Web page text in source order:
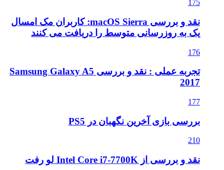
نقد و بررسی macOS Sierra: کاربران مک امسال
یک به روزرسانی متوسط را دریافت می کنند
تجربه عملی : نقد و بررسی Samsung Galaxy A5
2017
بررسی بازی آخرین نگهبان در PS5
نقد و بررسی از Intel Core i7-7700K لو رفت